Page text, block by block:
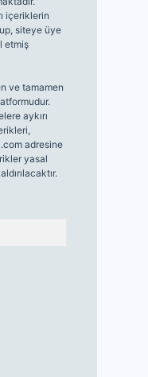
içeriklerin
siteye üye
etmiş
ve tamamen
aykırı
adresine
yasal